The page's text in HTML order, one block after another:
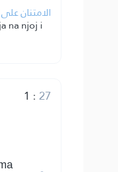
الامتنان
na njoj i
1 : 27